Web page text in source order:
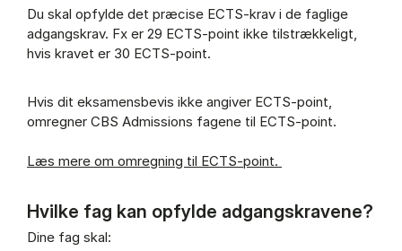
Du skal opfylde det præcise ECTS-krav i de faglige
adgangskrav. Fx er 29 ECTS-point ikke tilstrækkeligt,
hvis kravet er 30 ECTS-point.
Hvis dit eksamensbevis ikke angiver ECTS-point,
omregner CBS Admissions fagene til ECTS-point.
Læs mere om omregning til ECTS-point.
Hvilke fag kan opfylde adgangskravene?
Dine fag skal: